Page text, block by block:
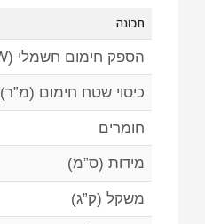
תכונה
הספק חימום חשמלי (W)
כיסוי שטח חימום (מ”ר)
חומרים
מידות (ס”מ)
משקל (ק”ג)